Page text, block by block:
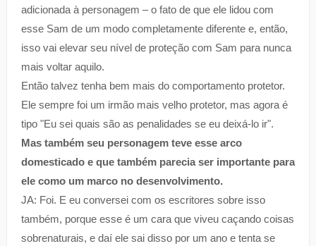
adicionada à personagem – o fato de que ele lidou com
esse Sam de um modo completamente diferente e, então,
isso vai elevar seu nível de proteção com Sam para nunca
mais voltar aquilo.
Então talvez tenha bem mais do comportamento protetor.
Ele sempre foi um irmão mais velho protetor, mas agora é
tipo "Eu sei quais são as penalidades se eu deixá-lo ir".
Mas também seu personagem teve esse arco
domesticado e que também parecia ser importante para
ele como um marco no desenvolvimento.
JA: Foi. E eu conversei com os escritores sobre isso
também, porque esse é um cara que viveu caçando coisas
sobrenaturais, e daí ele sai disso por um ano e tenta se